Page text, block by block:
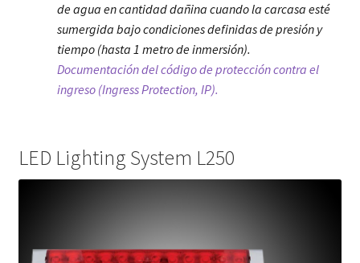
de agua en cantidad dañina cuando la carcasa esté
sumergida bajo condiciones definidas de presión y
tiempo (hasta 1 metro de inmersión).
Documentación del código de protección contra el
ingreso (Ingress Protection, IP).
LED Lighting System L250